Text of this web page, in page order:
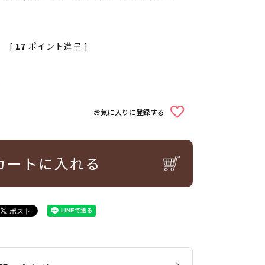
[ 17 ポイント進呈 ]
お気に入りに登録する
ートに入れる